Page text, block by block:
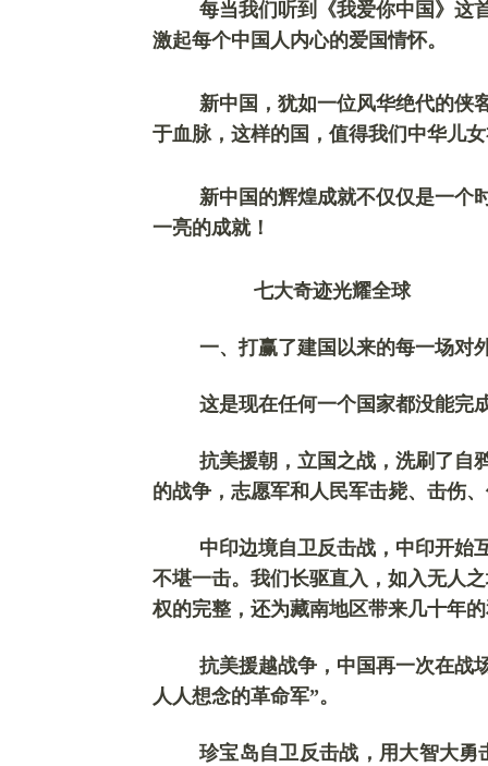
每当我们听到《我爱你中国》这
激起每个中国人内心的爱国情怀。
新中国，犹如一位风华绝代的侠
于血脉， 这样的国 ， 值得我们中华儿
新中国的辉煌成就不仅仅是一个
一亮的成就！
七大奇迹光耀全球
一、打赢了建国以来的每一场对
这是现在任何一个国家都没能完
抗美援朝，立国之战，洗刷了自
的战争，志愿军和人民军击毙、击伤
中印边境自卫反击战， 中印开始
不堪一击。我们长驱直入，如入无人
权的完整，还为藏南地区带来几十年
抗美援越战争，中国再一次在战
人人想念的革命军”。
珍宝岛自卫反击战， 用大智大勇